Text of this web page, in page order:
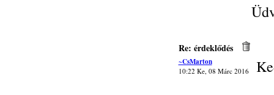
Re: érdeklődés
~CsMarton
10:22 Ke, 08 Márc 2016